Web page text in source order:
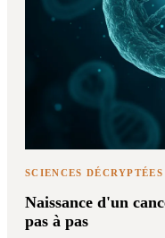
SCIENCES DÉCRYPTÉES
Naissance d'un
pas à pas